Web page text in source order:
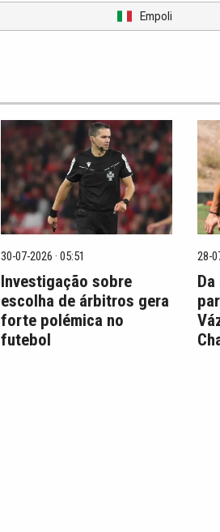
Empoli
30-07-2026 · 05:51
Investigação sobre
escolha de árbitros gera
forte polémica no
futebol
28-